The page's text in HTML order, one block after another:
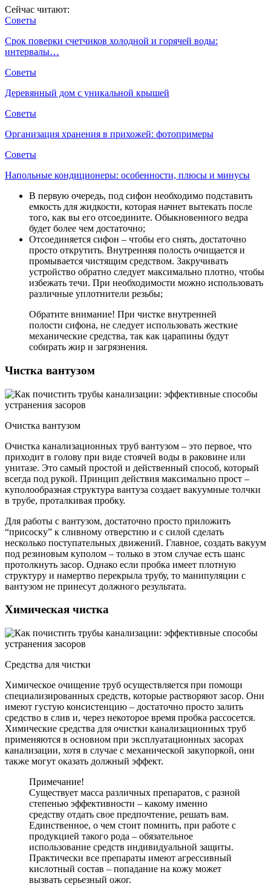
Сейчас читают:
Советы
Срок поверки счетчиков холодной и горячей воды:
интервалы…
Советы
Деревянный дом с уникальной крышей
Советы
Организация хранения в прихожей: фотопримеры
Советы
Напольные кондиционеры: особенности, плюсы и минусы
В первую очередь, под сифон необходимо подставить
емкость для жидкости, которая начнет вытекать после
того, как вы его отсоедините. Обыкновенного ведра
будет более чем достаточно;
Отсоединяется сифон – чтобы его снять, достаточно
просто открутить. Внутренняя полость очищается и
промывается чистящим средством. Закручивать
устройство обратно следует максимально плотно, чтобы
избежать течи. При необходимости можно использовать
различные уплотнители резьбы;
Обратите внимание! При чистке внутренней
полости сифона, не следует использовать жесткие
механические средства, так как царапины будут
собирать жир и загрязнения.
Чистка вантузом
Очистка вантузом
Очистка канализационных труб вантузом – это первое, что
приходит в голову при виде стоячей воды в раковине или
унитазе. Это самый простой и действенный способ, который
всегда под рукой. Принцип действия максимально прост –
куполообразная структура вантуза создает вакуумные толчки
в трубе, проталкивая пробку.
Для работы с вантузом, достаточно просто приложить
“присоску” к сливному отверстию и с силой сделать
несколько поступательных движений. Главное, создать вакуум
под резиновым куполом – только в этом случае есть шанс
протолкнуть засор. Однако если пробка имеет плотную
структуру и намертво перекрыла трубу, то манипуляции с
вантузом не принесут должного результата.
Химическая чистка
Средства для чистки
Химическое очищение труб осуществляется при помощи
специализированных средств, которые растворяют засор. Они
имеют густую консистенцию – достаточно просто залить
средство в слив и, через некоторое время пробка рассосется.
Химические средства для очистки канализационных труб
применяются в основном при эксплуатационных засорах
канализации, хотя в случае с механической закупоркой, они
также могут оказать должный эффект.
Примечание!
Существует масса различных препаратов, с разной
степенью эффективности – какому именно
средству отдать свое предпочтение, решать вам.
Единственное, о чем стоит помнить, при работе с
продукцией такого рода – обязательное
использование средств индивидуальной защиты.
Практически все препараты имеют агрессивный
кислотный состав – попадание на кожу может
вызвать серьезный ожог.